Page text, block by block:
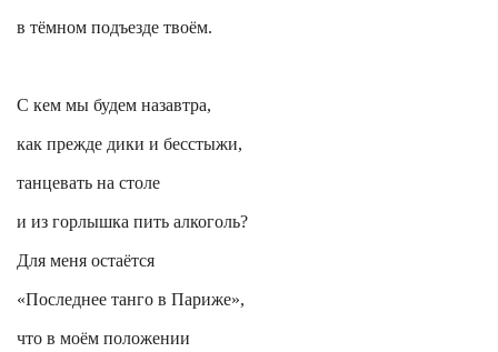
в тёмном подъезде твоём.
С кем мы будем назавтра,
как прежде дики и бесстыжи,
танцевать на столе
и из горлышка пить алкоголь?
Для меня остаётся
«Последнее танго в Париже»,
что в моём положении